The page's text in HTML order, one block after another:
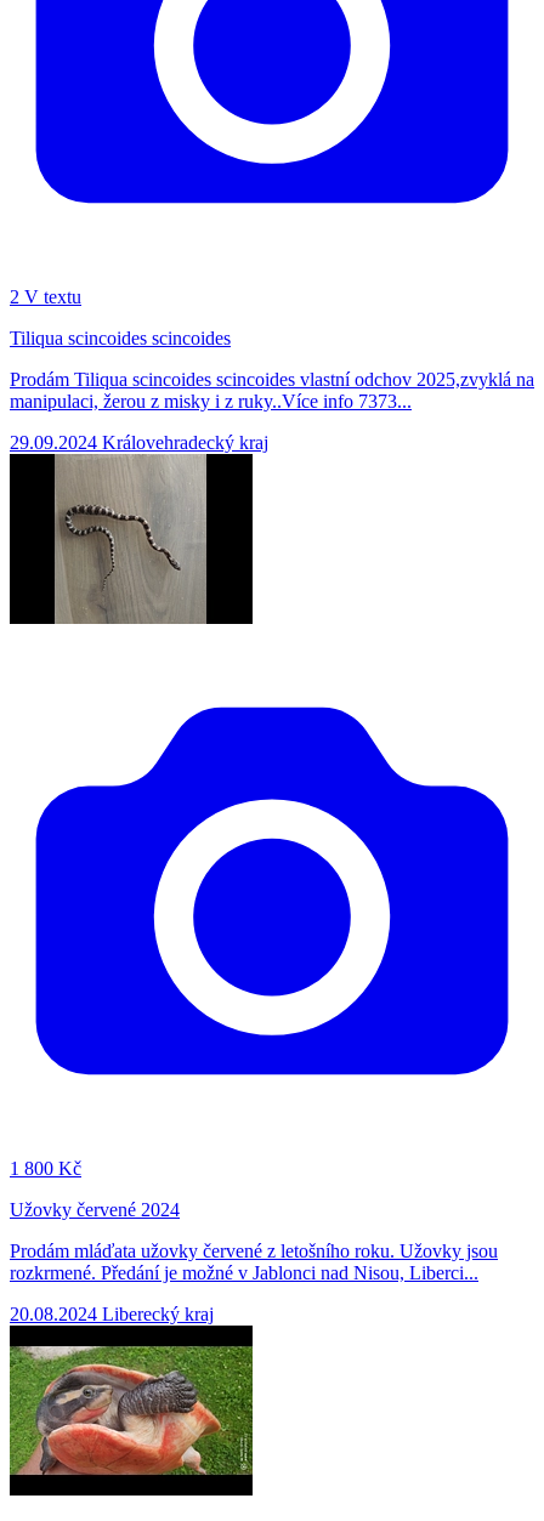
2 V textu
Tiliqua scincoides scincoides
Prodám Tiliqua scincoides scincoides vlastní odchov 2025,zvyklá na
manipulaci, žerou z misky i z ruky..Více info 7373...
29.09.2024 Královehradecký kraj
1 800 Kč
Užovky červené 2024
Prodám mláďata užovky červené z letošního roku. Užovky jsou
rozkrmené. Předání je možné v Jablonci nad Nisou, Liberci...
20.08.2024 Liberecký kraj